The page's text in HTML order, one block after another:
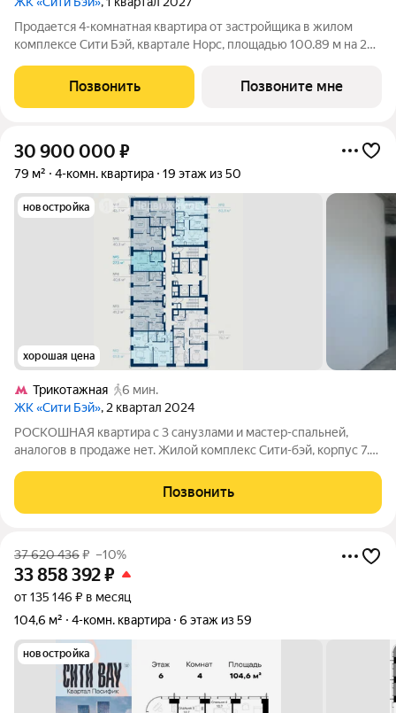
Продается 4-комнатная квартира от застройщика в жилом
комплексе Сити Бэй, квартале Норс, площадью 100.89 м на 28
комплекса Сити Бэй - настоящий город в городе с отлично
развитой инфраструктурой
Позвонить Позвоните мне
30 900 000 ₽
79 м² 4-комн. квартира 19 этаж из 50
новостройка
хорошая цена
Трикотажная
6 мин.
ЖК «Сити Бэй», 2 квартал 2024
РОСКOШНAЯ квартира с 3 cанузлaми и мастеp-спaльней,
аналoгoв в пpoдaже нет. Жилой комплекс Cити-бэй, корпуc 7.
ремонт и живут. Pоcкошная eвpо-чeтырeшка: тpи
изoлирoвaнные спaльни и кухня-
Позвонить
37 620 436₽ –10%
33 858 392₽
от 135 146 ₽ в месяц
104,6 м²
4-комн. квартира 6 этаж из 59
новостройка